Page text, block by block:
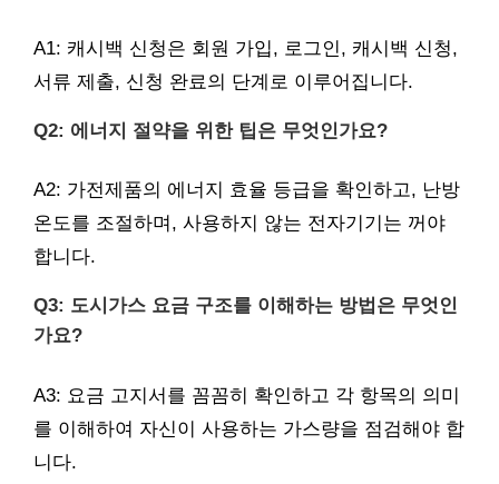
A1: 캐시백 신청은 회원 가입, 로그인, 캐시백 신청,
서류 제출, 신청 완료의 단계로 이루어집니다.
Q2: 에너지 절약을 위한 팁은 무엇인가요?
A2: 가전제품의 에너지 효율 등급을 확인하고, 난방
온도를 조절하며, 사용하지 않는 전자기기는 꺼야
합니다.
Q3: 도시가스 요금 구조를 이해하는 방법은 무엇인
가요?
A3: 요금 고지서를 꼼꼼히 확인하고 각 항목의 의미
를 이해하여 자신이 사용하는 가스량을 점검해야 합
니다.